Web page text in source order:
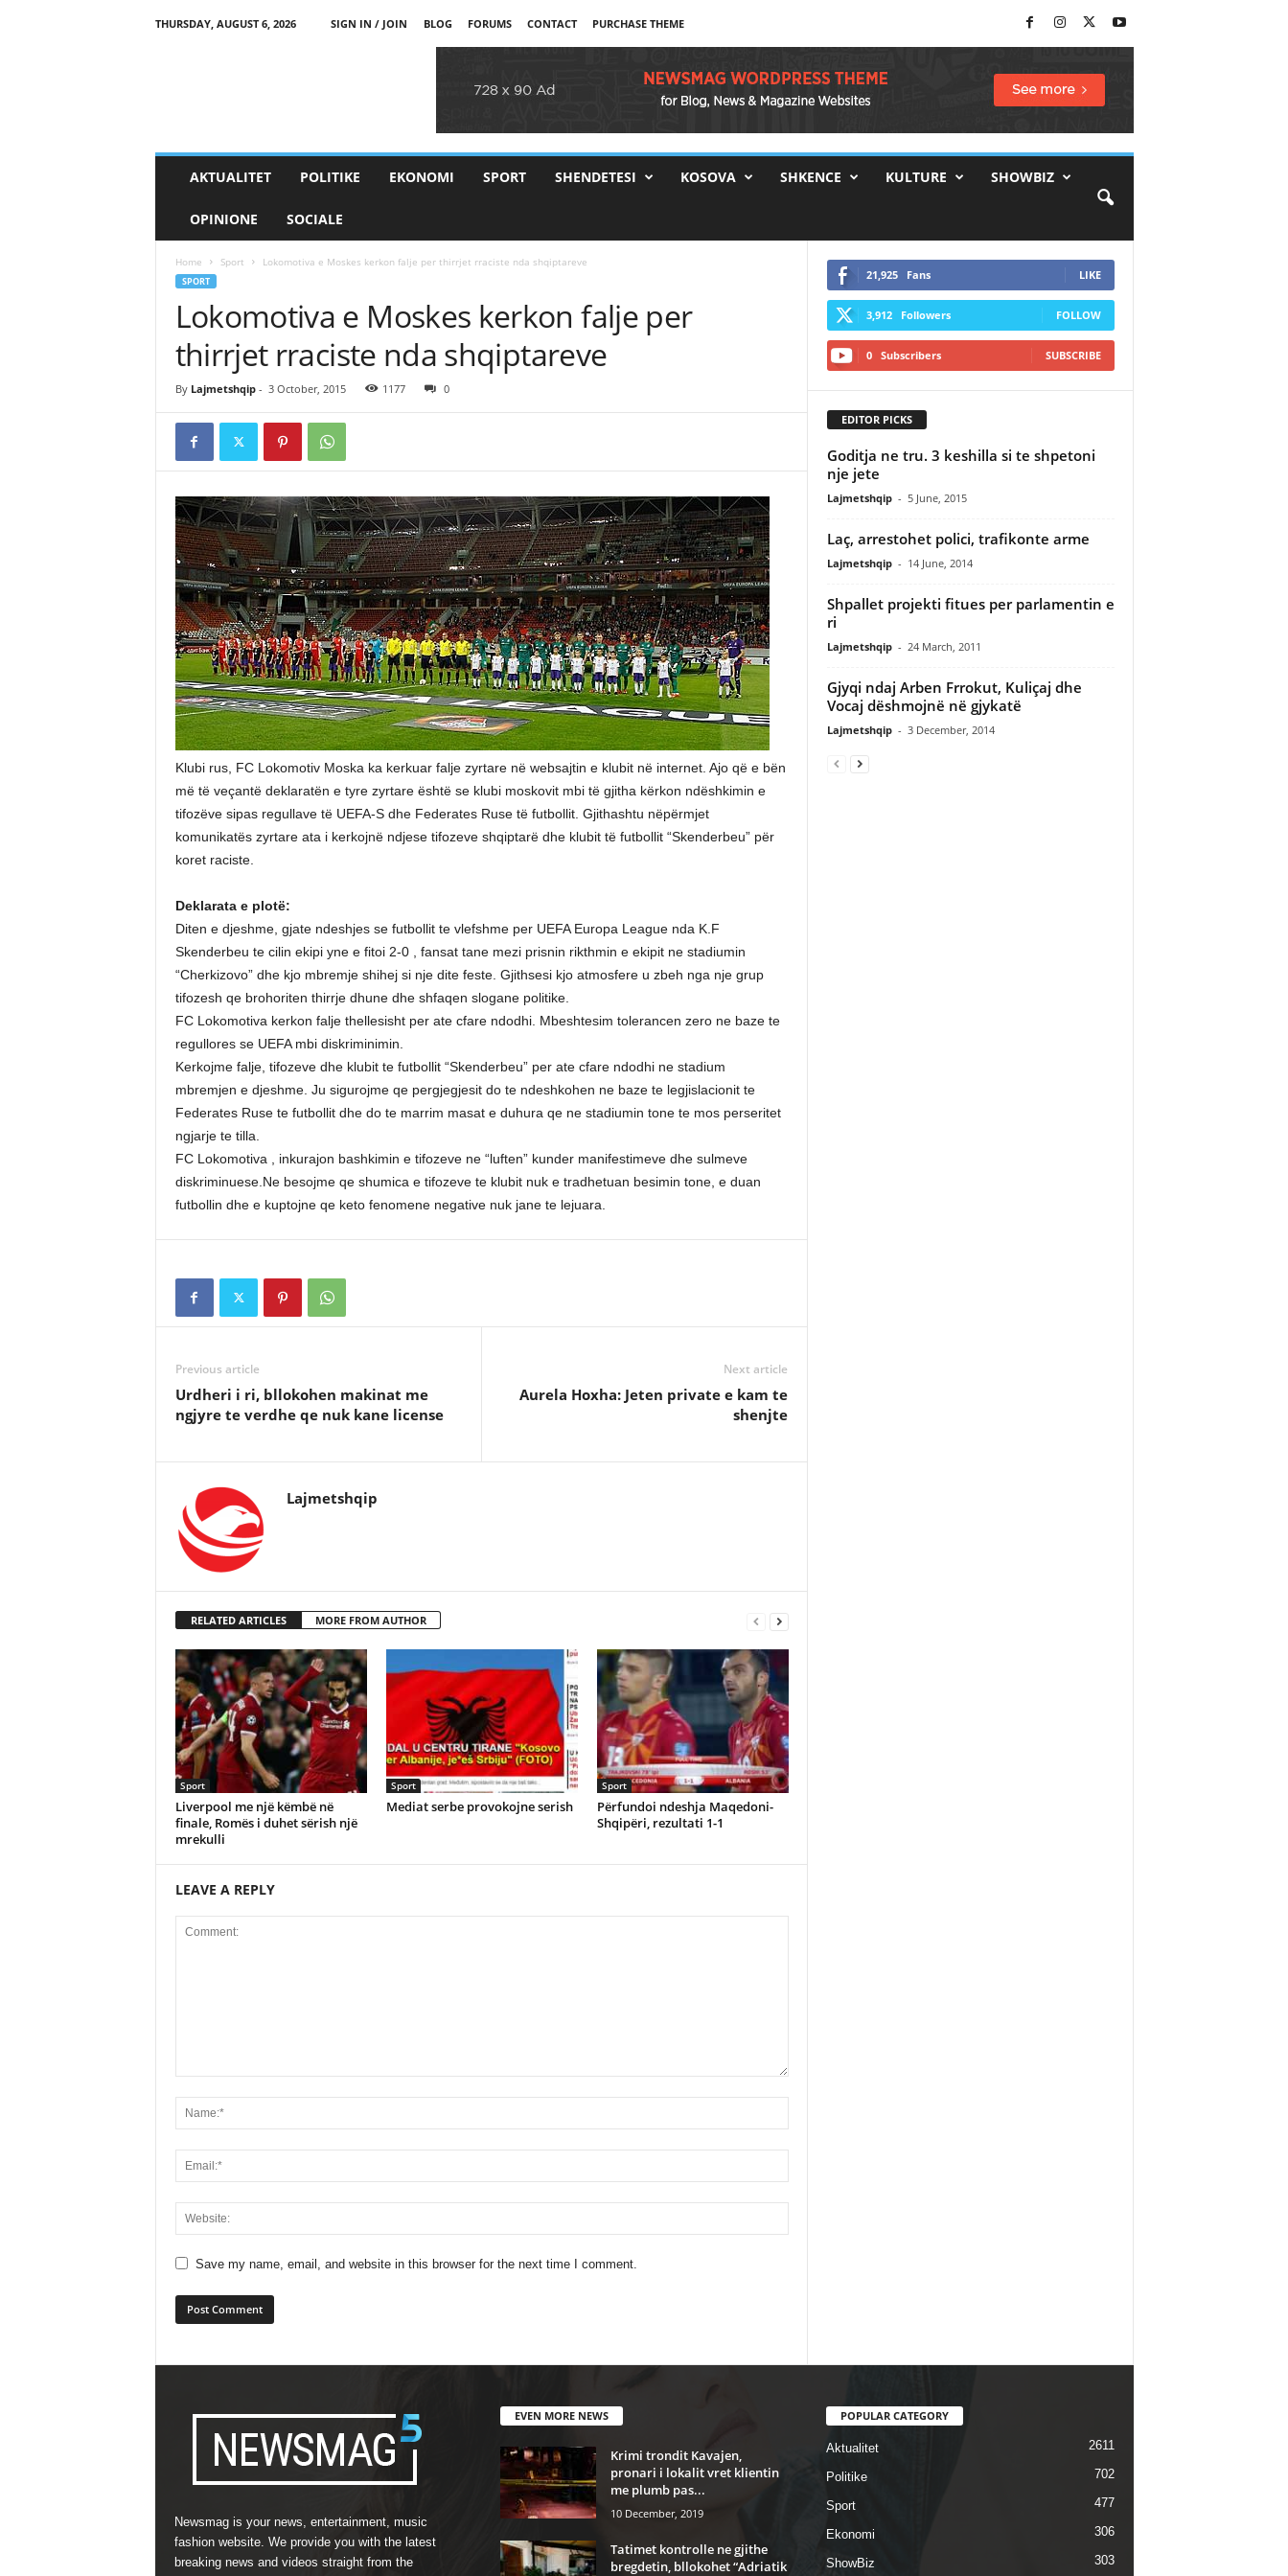
THURSDAY, AUGUST 6, 2026 SIGN IN / JOIN BLOG FORUMS CONTACT PURCHASE THEME
AKTUALITET POLITIKE EKONOMI SPORT SHENDETESI KOSOVA SHKENCE KULTURE SHOWBIZ
OPINIONE SOCIALE
Home Sport Lokomotiva e Moskes kerkon falje per thirrjet rraciste nda shqiptareve
SPORT
Lokomotiva e Moskes kerkon falje per
thirrjet rraciste nda shqiptareve
By Lajmetshqip- 3 October, 2015 1177 0
Klubi rus, FC Lokomotiv Moska ka kerkuar falje zyrtare në websajtin e klubit në internet. Ajo që e bën
më të veçantë deklaratën e tyre zyrtare është se klubi moskovit mbi të gjitha kërkon ndëshkimin e
tifozëve sipas regullave të UEFA-S dhe Federates Ruse të futbollit. Gjithashtu nëpërmjet
komunikatës zyrtare ata i kerkojnë ndjese tifozeve shqiptarë dhe klubit të futbollit “Skenderbeu” për
koret raciste.
Deklarata e plotë:
Diten e djeshme, gjate ndeshjes se futbollit te vlefshme per UEFA Europa League nda K.F
Skenderbeu te cilin ekipi yne e fitoi 2-0 , fansat tane mezi prisnin rikthmin e ekipit ne stadiumin
“Cherkizovo” dhe kjo mbremje shihej si nje dite feste. Gjithsesi kjo atmosfere u zbeh nga nje grup
tifozesh qe brohoriten thirrje dhune dhe shfaqen slogane politike.
FC Lokomotiva kerkon falje thellesisht per ate cfare ndodhi. Mbeshtesim tolerancen zero ne baze te
regullores se UEFA mbi diskriminimin.
Kerkojme falje, tifozeve dhe klubit te futbollit “Skenderbeu” per ate cfare ndodhi ne stadium
mbremjen e djeshme. Ju sigurojme qe pergjegjesit do te ndeshkohen ne baze te legjislacionit te
Federates Ruse te futbollit dhe do te marrim masat e duhura qe ne stadiumin tone te mos perseritet
ngjarje te tilla.
FC Lokomotiva , inkurajon bashkimin e tifozeve ne “luften” kunder manifestimeve dhe sulmeve
diskriminuese.Ne besojme qe shumica e tifozeve te klubit nuk e tradhetuan besimin tone, e duan
futbollin dhe e kuptojne qe keto fenomene negative nuk jane te lejuara.
Previous article
Urdheri i ri, bllokohen makinat me
ngjyre te verdhe qe nuk kane license
Next article
Aurela Hoxha: Jeten private e kam te
shenjte
Lajmetshqip
RELATED ARTICLES MORE FROM AUTHOR
Sport
Liverpool me një këmbë në
finale, Romës i duhet sërish një
mrekulli
Sport
Mediat serbe provokojne serish
Sport
Përfundoi ndeshja Maqedoni-
Shqipëri, rezultati 1-1
LEAVE A REPLY
Save my name, email, and website in this browser for the next time I comment.
21,925 Fans LIKE
3,912 Followers FOLLOW
0 Subscribers SUBSCRIBE
EDITOR PICKS
Goditja ne tru. 3 keshilla si te shpetoni
nje jete
Lajmetshqip - 5 June, 2015
Laç, arrestohet polici, trafikonte arme
Lajmetshqip - 14 June, 2014
Shpallet projekti fitues per parlamentin e
ri
Lajmetshqip - 24 March, 2011
Gjyqi ndaj Arben Frrokut, Kuliçaj dhe
Vocaj dëshmojnë në gjykatë
Lajmetshqip - 3 December, 2014
Newsmag is your news, entertainment, music
fashion website. We provide you with the latest
breaking news and videos straight from the
EVEN MORE NEWS
Krimi trondit Kavajen,
pronari i lokalit vret klientin
me plumb pas...
10 December, 2019
Tatimet kontrolle ne gjithe
bregdetin, bllokohet “Adriatik
POPULAR CATEGORY
Aktualitet 2611
Politike 702
Sport 477
Ekonomi 306
ShowBiz 303